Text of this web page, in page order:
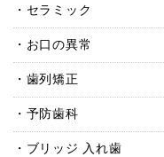
セラミック
お口の異常
歯列矯正
予防歯科
ブリッジ 入れ歯